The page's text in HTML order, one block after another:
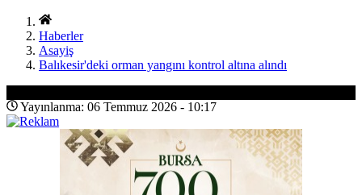
Haberler
Asayiş
Balıkesir'deki orman yangını kontrol altına alındı
Yayınlanma: 06 Temmuz 2026 - 10:17